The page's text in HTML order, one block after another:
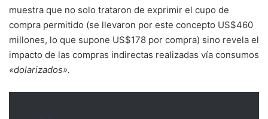
muestra que no solo trataron de exprimir el cupo de
compra permitido (se llevaron por este concepto US$460
millones, lo que supone US$178 por compra) sino revela el
impacto de las compras indirectas realizadas vía consumos
«dolarizados».